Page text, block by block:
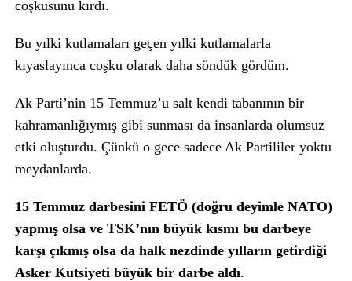
coşkusunu kırdı.
Bu yılki kutlamaları geçen yılki kutlamalarla
kıyaslayınca coşku olarak daha söndük gördüm.
Ak Parti’nin 15 Temmuz’u salt kendi tabanının bir
kahramanlığıymış gibi sunması da insanlarda olumsuz
etki oluşturdu. Çünkü o gece sadece Ak Partililer yoktu
meydanlarda.
15 Temmuz darbesini FETÖ (doğru deyimle NATO)
yapmış olsa ve TSK’nın büyük kısmı bu darbeye
karşı çıkmış olsa da halk nezdinde yılların getirdiği
Asker Kutsiyeti büyük bir darbe aldı.